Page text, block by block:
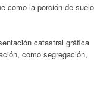
como la porción de suelo
catastral gráfica
como segregación,